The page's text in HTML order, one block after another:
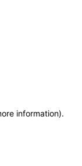
information).